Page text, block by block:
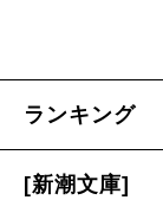
ランキング
[新潮文庫]